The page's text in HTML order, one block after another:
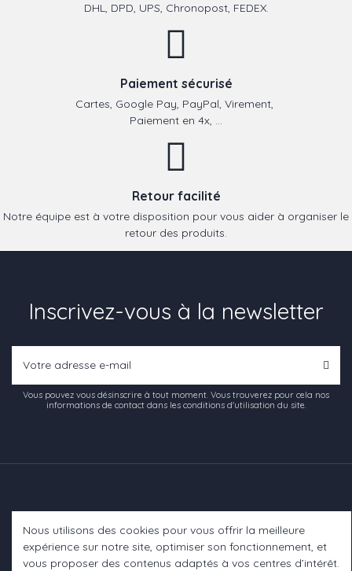
DHL, DPD, UPS, Chronopost, FEDEX.
Paiement sécurisé
Cartes, Google Pay, PayPal, Virement,
Paiement en 4x, ...
Retour facilité
Notre équipe est à votre disposition pour vous aider à organiser le
retour des produits.
Inscrivez-vous à la newsletter
Vous pouvez vous désinscrire à tout moment. Vous trouverez pour cela nos
informations de contact dans les conditions d'utilisation du site.
Informations
Nous utilisons des cookies pour vous offrir la meilleure
expérience sur notre site, optimiser son fonctionnement, et
vous proposer des contenus adaptés à vos centres d’intérêt.